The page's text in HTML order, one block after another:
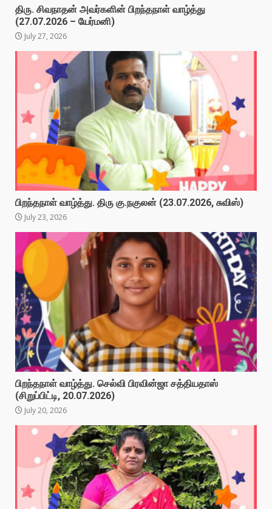
திரு. சிவநாதன் அவர்களின் பிறந்தநாள் வாழ்த்து
(27.07.2026 – யேர்மனி)
July 27, 2026
பிறந்தநாள் வாழ்த்து. திரு கு.நகுலன் (23.07.2026, சுவிஸ்)
July 23, 2026
பிறந்தநாள் வாழ்த்து. செல்வி பிரவின்ஜா சத்தியதாஸ்
(சிறுப்பிட்டி, 20.07.2026)
July 20, 2026